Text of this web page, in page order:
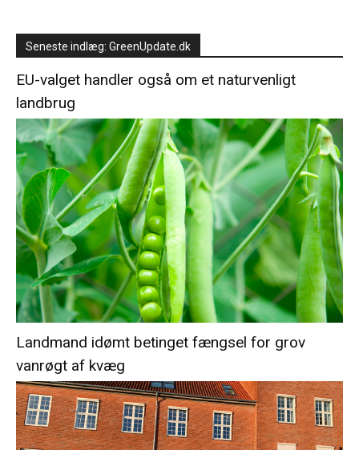
Seneste indlæg: GreenUpdate.dk
EU-valget handler også om et naturvenligt
landbrug
Landmand idømt betinget fængsel for grov
vanrøgt af kvæg